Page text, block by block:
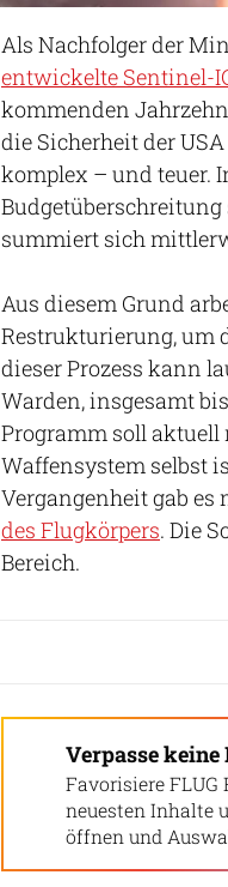
Als Nachfolger der
entwickelte Sentinel-
kommenden
die Sicherheit der
komplex – und teuer.
Budgetüberschreitung
summiert sich
Aus diesem Grund
Restrukturierung, um
dieser Prozess kann
Warden, insgesamt
Programm soll aktuell
Waffensystem selbst
Vergangenheit gab es
des Flugkörpers. Die
Bereich.
Verpasse keine
Favorisiere FLUG
neuesten Inhalte
öffnen und